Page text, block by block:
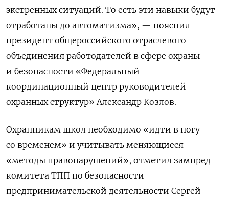
экстренных ситуаций. То есть эти навыки будут
отработаны до автоматизма», — пояснил
президент общероссийского отраслевого
объединения работодателей в сфере охраны
и безопасности «Федеральный
координационный центр руководителей
охранных структур» Александр Козлов.
Охранникам школ необходимо «идти в ногу
со временем» и учитывать меняющиеся
«методы правонарушений», отметил зампред
комитета ТПП по безопасности
предпринимательской деятельности Сергей